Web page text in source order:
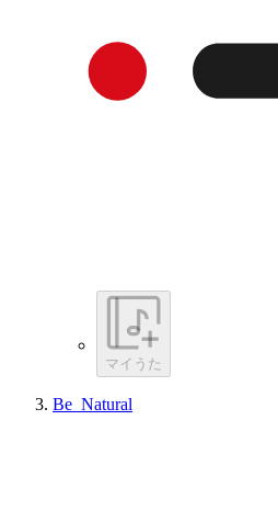
マイうた
Be_Natural